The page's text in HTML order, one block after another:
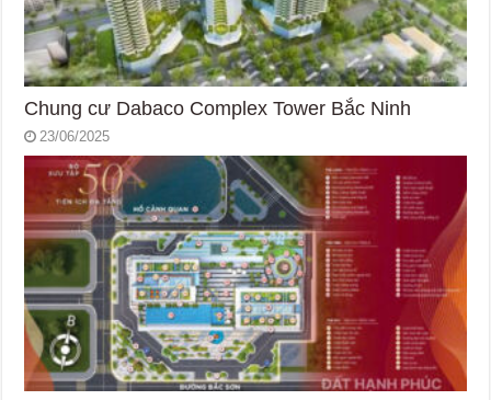
Chung cư Dabaco Complex Tower Bắc Ninh
23/06/2025